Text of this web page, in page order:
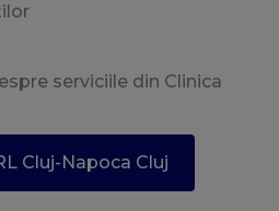
serviciile din Clinica
Cluj-Napoca Cluj